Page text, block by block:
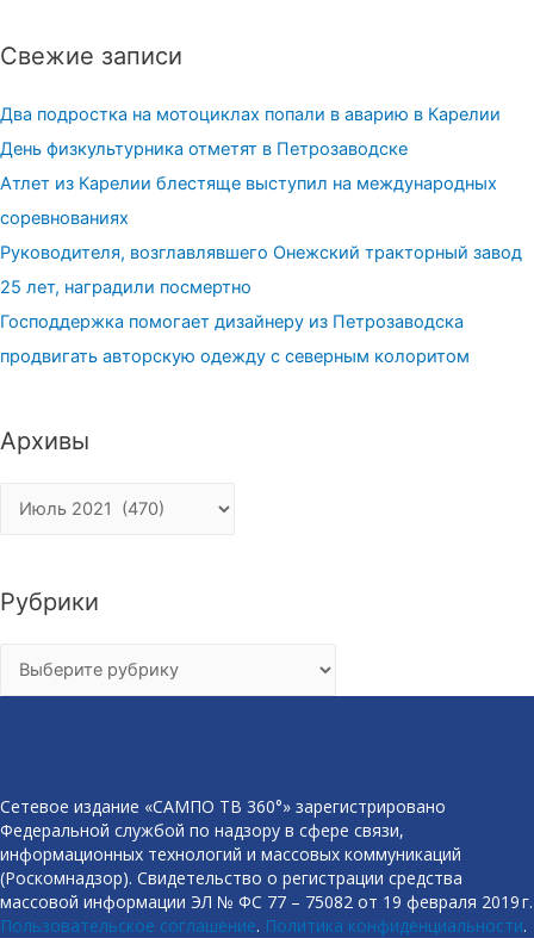
Свежие записи
Два подростка на мотоциклах попали в аварию в Карелии
День физкультурника отметят в Петрозаводске
Атлет из Карелии блестяще выступил на международных
соревнованиях
Руководителя, возглавлявшего Онежский тракторный завод
25 лет, наградили посмертно
Господдержка помогает дизайнеру из Петрозаводска
продвигать авторскую одежду с северным колоритом
Архивы
Архивы
Рубрики
Рубрики
Сетевое издание «САМПО ТВ 360°» зарегистрировано
Федеральной службой по надзору в сфере связи,
информационных технологий и массовых коммуникаций
(Роскомнадзор). Свидетельство о регистрации средства
массовой информации ЭЛ № ФС 77 – 75082 от 19 февраля 2019 г.
Пользовательское соглашение. Политика конфиденциальности.